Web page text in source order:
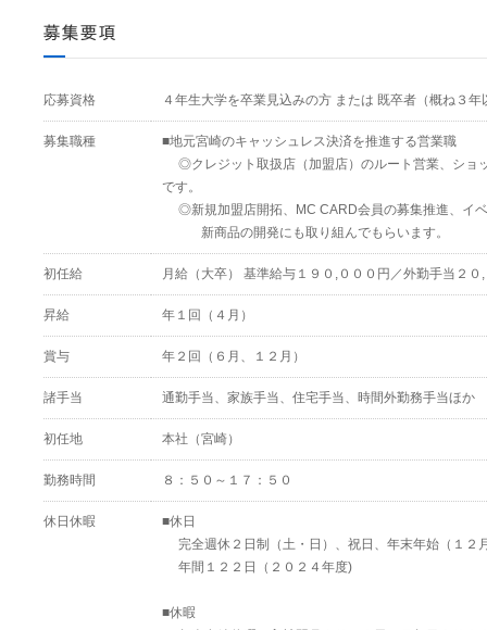
応募資格 ４年生大学を卒業見込みの方 または 既卒者（概ね３年
募集職種
■地元宮崎のキャッシュレス決済を推進する営業職
◎クレジット取扱店（加盟店）のルート営業、ショ
です。
◎新規加盟店開拓、MC CARD会員の募集推進、イ
新商品の開発にも取り組んでもらいます。
初任給 月給（大卒） 基準給与１９０,０００円／外勤手当２
昇給 年１回（４月）
賞与 年２回（６月、１２月）
諸手当 通勤手当、家族手当、住宅手当、時間外勤務手当ほか
初任地 本社（宮崎）
勤務時間 ８：５０～１７：５０
休日休暇
■休日
完全週休２日制（土・日）、祝日、年末年始（１２
年間１２２日（２０２４年度)
■休暇